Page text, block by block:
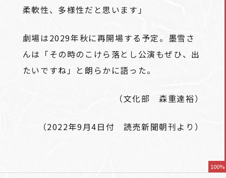
柔軟性、多様性だと思います」
劇場は2029年秋に再開場する予定。墨雪さ
んは「その時のこけら落とし公演もぜひ、出
たいですね」と朗らかに語った。
（文化部 森重達裕）
（2022年9月4日付 読売新聞朝刊より）
100%